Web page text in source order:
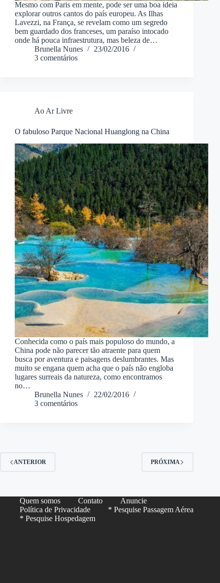
Mesmo com Paris em mente, pode ser uma boa ideia
explorar outros cantos do país europeu. As Ilhas
Lavezzi, na França, se revelam como um segredo
bem guardado dos franceses, um paraíso intocado
onde há pouca infraestrutura, mas beleza de…
Brunella Nunes
23/02/2016
3 comentários
Ao Ar Livre
O fabuloso Parque Nacional Huanglong na China
Conhecida como o país mais populoso do mundo, a
China pode não parecer tão atraente para quem
busca por aventura e paisagens deslumbrantes. Mas
muito se engana quem acha que o país não engloba
lugares surreais da natureza, como encontramos
no…
Brunella Nunes
22/02/2016
3 comentários
ANTERIOR PRÓXIMA
Quem somos Contato
Anuncie
Política de Privacidade
* Pesquise Passagem Aérea
* Pesquise Hospedagem